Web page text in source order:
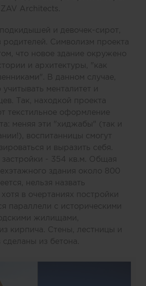
Architects.
и девочек-сирот,
родителей. Символизм проекта
что новое здание окружено
и архитектуры, "как
В данном случае,
менталитет и
Так, находкой проекта
текстильное оформление
меняя эти "хиджабы" (так и
воспитанницы смогут
и выразить себя.
- 354 кв.м. Общая
здания около 800
нельзя назвать
в очертаниях постройки
параллели с историческими
жилищами,
кирпича. Стены, лестницы и
из бетона.